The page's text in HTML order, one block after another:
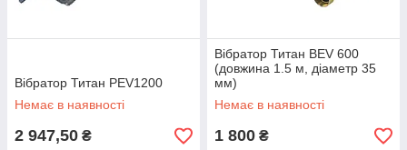
Вібратор Титан PEV1200
Немає в наявності
2 947,50 ₴
Вібратор Титан BEV 600
(довжина 1.5 м, діаметр 35
мм)
Немає в наявності
1 800 ₴